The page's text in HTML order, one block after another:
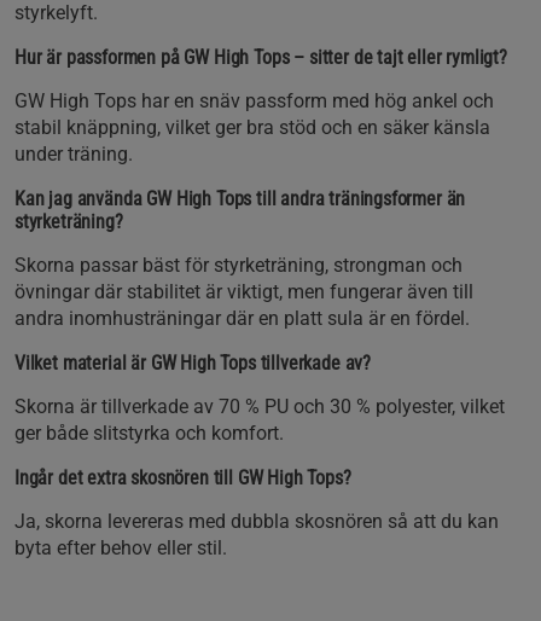
styrkelyft.
Hur är passformen på GW High Tops – sitter de tajt eller rymligt?
GW High Tops har en snäv passform med hög ankel och
stabil knäppning, vilket ger bra stöd och en säker känsla
under träning.
Kan jag använda GW High Tops till andra träningsformer än
styrketräning?
Skorna passar bäst för styrketräning, strongman och
övningar där stabilitet är viktigt, men fungerar även till
andra inomhusträningar där en platt sula är en fördel.
Vilket material är GW High Tops tillverkade av?
Skorna är tillverkade av 70 % PU och 30 % polyester, vilket
ger både slitstyrka och komfort.
Ingår det extra skosnören till GW High Tops?
Ja, skorna levereras med dubbla skosnören så att du kan
byta efter behov eller stil.